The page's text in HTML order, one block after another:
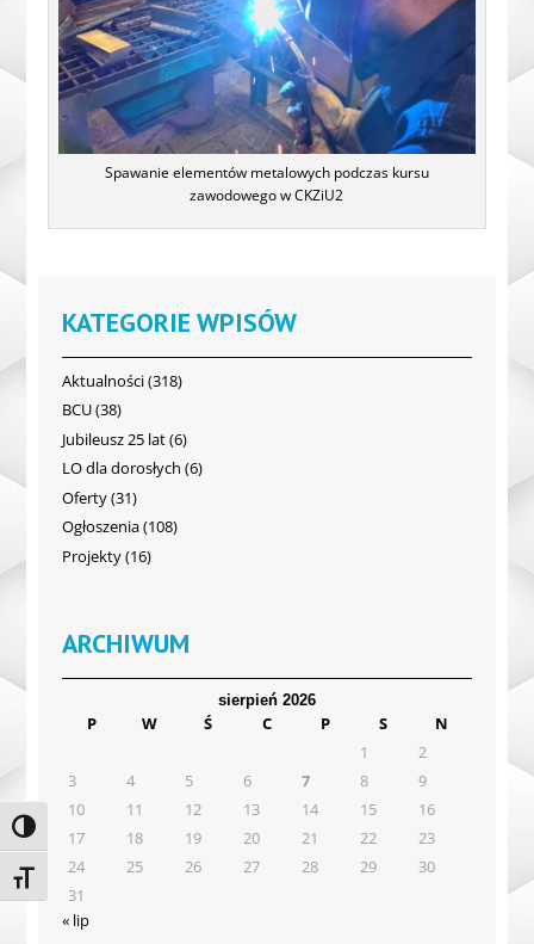
Toggle High Contrast
Toggle Font size
Spawanie elementów metalowych podczas kursu
zawodowego w CKZiU2
KATEGORIE WPISÓW
Aktualności(318)
BCU(38)
Jubileusz 25 lat(6)
LO dla dorosłych (6)
Oferty(31)
Ogłoszenia(108)
Projekty(16)
ARCHIWUM
sierpień 2026
P W Ś C P S
N
1
2
3
4 5 6 7 8
9
10
11 12 13 14 15
16
17
18 19 20 21 22
23
24
25 26 27 28 29
30
31
« lip